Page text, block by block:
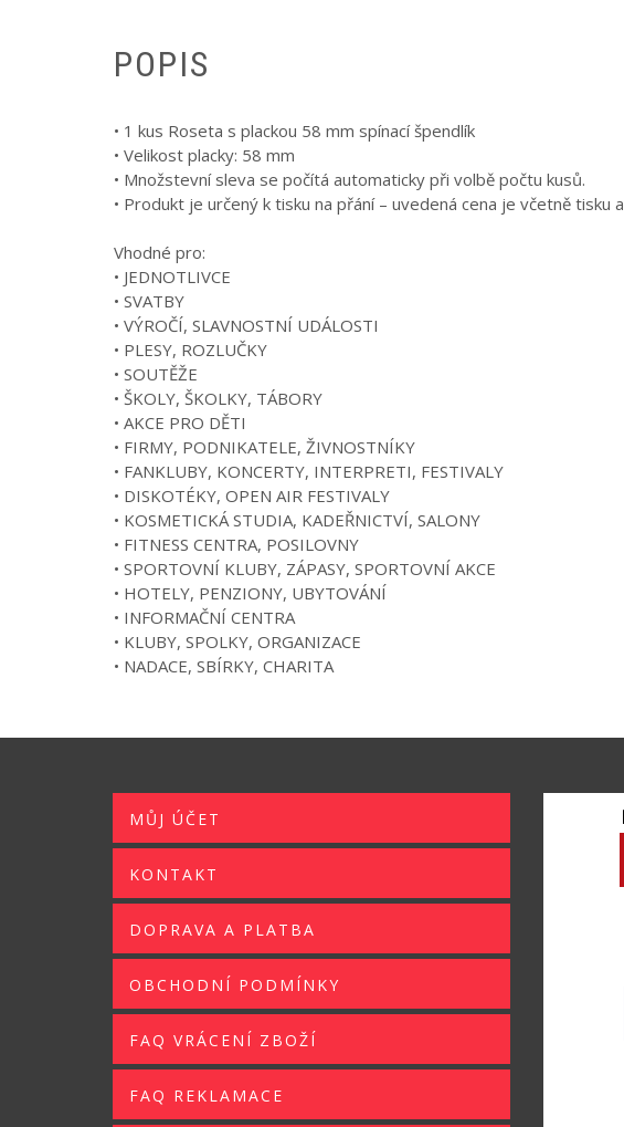
POPIS
• 1 kus Roseta s plackou 58 mm spínací špendlík
• Velikost placky: 58 mm
• Množstevní sleva se počítá automaticky při volbě počtu kusů.
• Produkt je určený k tisku na přání – uvedená cena je včetně tisku
Vhodné pro:
• JEDNOTLIVCE
• SVATBY
• VÝROČÍ, SLAVNOSTNÍ UDÁLOSTI
• PLESY, ROZLUČKY
• SOUTĚŽE
• ŠKOLY, ŠKOLKY, TÁBORY
• AKCE PRO DĚTI
• FIRMY, PODNIKATELE, ŽIVNOSTNÍKY
• FANKLUBY, KONCERTY, INTERPRETI, FESTIVALY
• DISKOTÉKY, OPEN AIR FESTIVALY
• KOSMETICKÁ STUDIA, KADEŘNICTVÍ, SALONY
• FITNESS CENTRA, POSILOVNY
• SPORTOVNÍ KLUBY, ZÁPASY, SPORTOVNÍ AKCE
• HOTELY, PENZIONY, UBYTOVÁNÍ
• INFORMAČNÍ CENTRA
• KLUBY, SPOLKY, ORGANIZACE
• NADACE, SBÍRKY, CHARITA
MŮJ ÚČET
KONTAKT
DOPRAVA A PLATBA
OBCHODNÍ PODMÍNKY
FAQ VRÁCENÍ ZBOŽÍ
FAQ REKLAMACE